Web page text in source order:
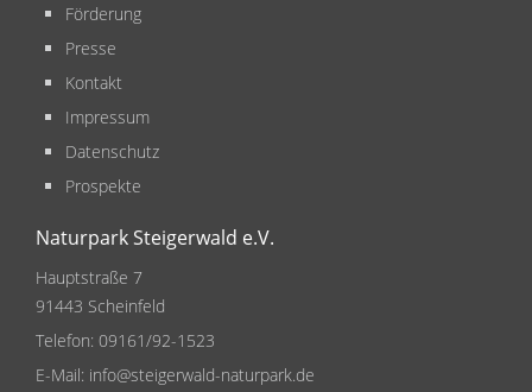
Förderung
Presse
Kontakt
Impressum
Datenschutz
Prospekte
Naturpark Steigerwald e.V.
Hauptstraße 7
91443 Scheinfeld
Telefon: 09161/92-1523
E-Mail: info@steigerwald-naturpark.de